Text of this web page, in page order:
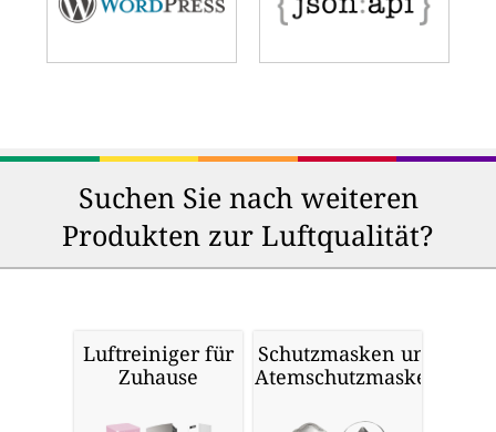
Suchen Sie nach weiteren
Produkten zur Luftqualität?
Luftreiniger für
Zuhause
Schutzmasken und
Atemschutzmasken